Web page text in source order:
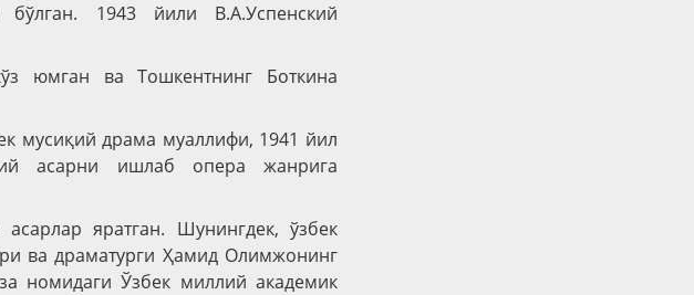
1943 йили В.А.Успенский
юмган ва Тошкентнинг Боткина
мусиқий драма муаллифи, 1941 йил
асарни ишлаб опера жанрига
яратган. Шунингдек, ўзбек
ва драматурги Ҳамид Олимжонинг
номидаги Ўзбек миллий академик